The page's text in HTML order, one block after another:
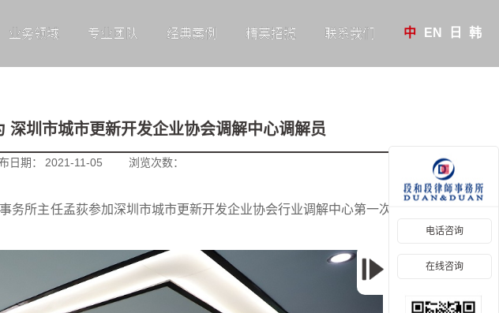
业务领域 专业团队 经典案例 精英招揽 联系我们 EN
中 日 韩
深圳市城市更新开发企业协会调解中心调解员
日期： 2021-11-05 浏览次数：
主任孟荻参加深圳市城市更新开发企业协会行业调解中心第一次会议，并
电话咨询
在线咨询